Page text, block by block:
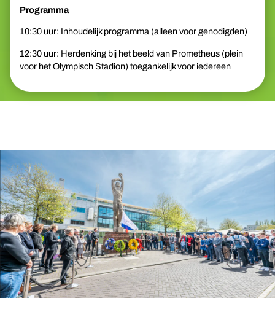
Programma
10:30 uur: Inhoudelijk programma (alleen voor genodigden)
12:30 uur: Herdenking bij het beeld van Prometheus (plein
voor het Olympisch Stadion) toegankelijk voor iedereen